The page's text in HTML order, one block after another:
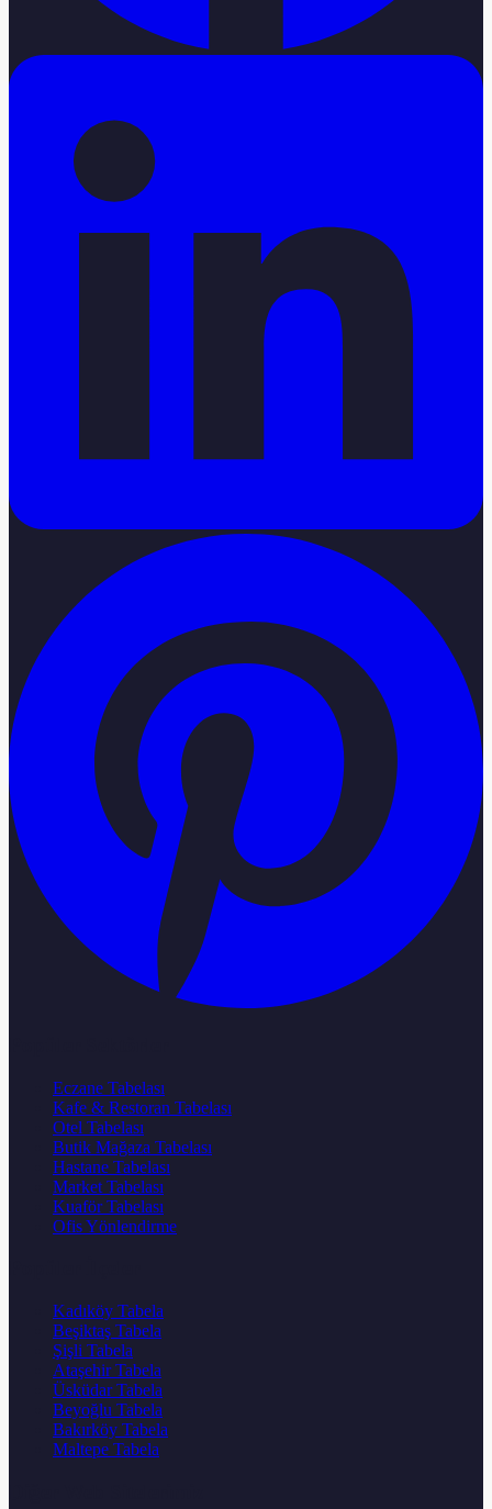
Eczane Tabelası
Kafe & Restoran Tabelası
Otel Tabelası
Butik Mağaza Tabelası
Hastane Tabelası
Market Tabelası
Kuaför Tabelası
Ofis Yönlendirme
Kadıköy Tabela
Beşiktaş Tabela
Şişli Tabela
Ataşehir Tabela
Üsküdar Tabela
Beyoğlu Tabela
Bakırköy Tabela
Maltepe Tabela